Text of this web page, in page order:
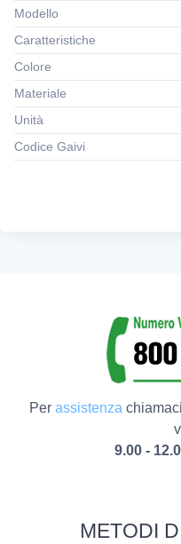
Modello
Caratteristiche
Colore
Materiale
Unità
Codice Gaivi
Per assistenza
9.00 -
METODI